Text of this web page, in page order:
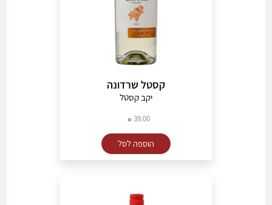
קסטל שרדונה
יקב קסטל
39.00
הוספה לסל